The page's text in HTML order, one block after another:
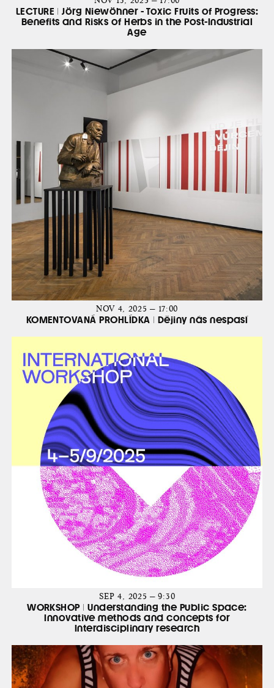
LECTURE | Jörg Niewöhner - Toxic Fruits of Progress:
Benefits and Risks of Herbs in the Post-Industrial
Age
NOV 4, 2025 — 17:00
KOMENTOVANÁ PROHLÍDKA | Dějiny nás nespasí
SEP 4, 2025 — 9:30
WORKSHOP | Understanding the Public Space:
Innovative methods and concepts for
Interdisciplinary research